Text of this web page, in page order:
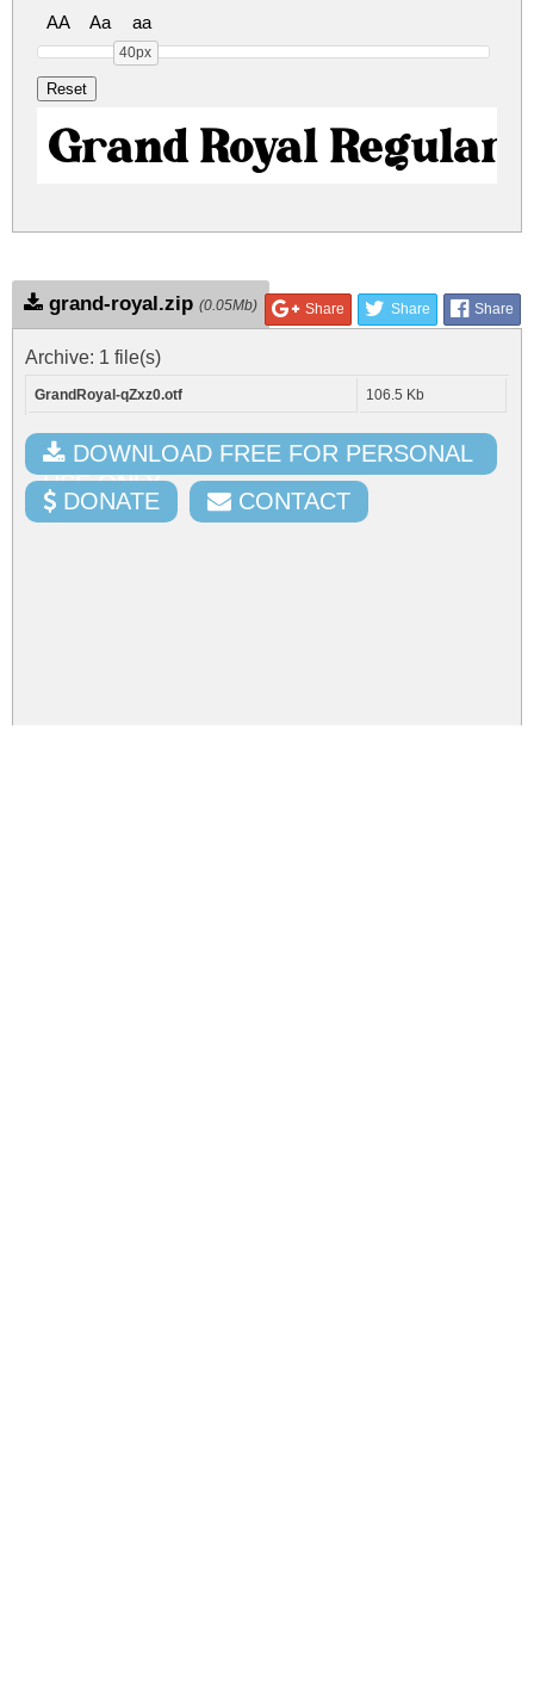
AA Aa aa
40px
Grand Royal Regular
grand-royal.zip (0.05Mb) Share Share Share
Archive: 1 file(s)
GrandRoyal-qZxz0.otf 106.5 Kb
DOWNLOAD FREE FOR PERSONAL
USE ONLY
DONATE CONTACT